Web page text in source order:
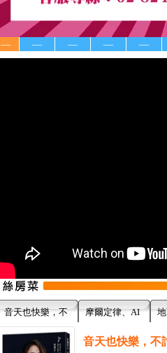
— — — — —
音天也快樂，不 摩爾定律、AI
音天也快樂，不